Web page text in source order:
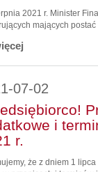
2021 r. Minister
mających postać
07-02
i
r.
że z dniem 1